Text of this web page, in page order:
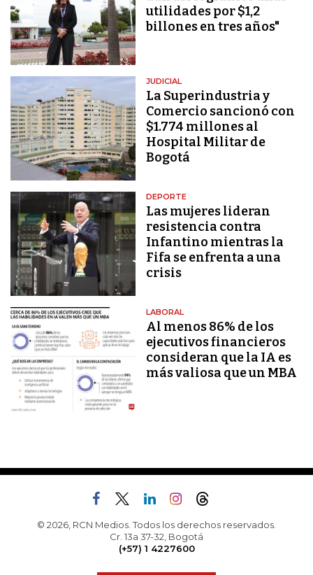
utilidades por $1,2
billones en tres años"
JUDICIAL
La Superindustria y
Comercio sancionó con
$1.774 millones al
Hospital Militar de
Bogotá
DEPORTE
Las mujeres lideran
resistencia contra
Infantino mientras la
Fifa se enfrenta a una
crisis
LABORAL
Al menos 86% de los
ejecutivos financieros
consideran que la IA es
más valiosa que un MBA
© 2026, RCN Medios. Todos los derechos reservados.
Cr. 13a 37-32, Bogotá
(+57) 1 4227600